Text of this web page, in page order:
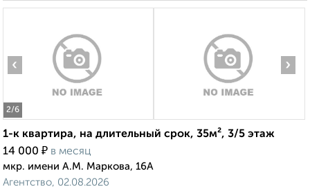
2/6
‹ ›
1-к квартира, на длительный срок, 35м², 3/5 этаж
14 000 ₽ в месяц
мкр. имени А.М. Маркова, 16А
Агентство, 02.08.2026